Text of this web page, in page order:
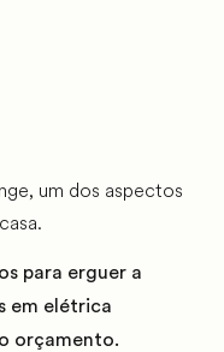
um dos aspectos
para erguer a
em elétrica
orçamento.